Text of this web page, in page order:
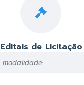
Editais de Licitação